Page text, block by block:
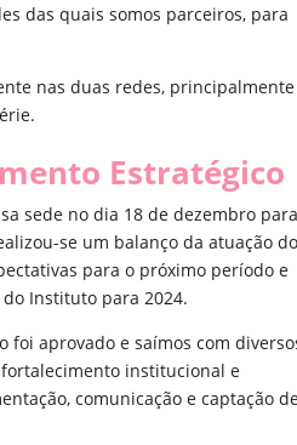
das quais somos parceiros, para
nas duas redes,
Estratégico
sede no dia 18 de dezembro para
se um balanço da atuação do
para o próximo período e
Instituto para 2024.
foi aprovado e saímos com
institucional e
comunicação e captação